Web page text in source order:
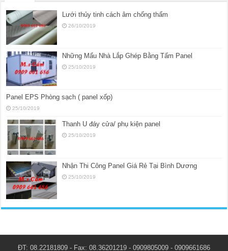
Lưới thủy tinh cách âm chống thấm
26/10/2019
Những Mẩu Nhà Lắp Ghép Bằng Tấm Panel
25/10/2019
Panel EPS Phòng sạch ( panel xốp)
25/10/2019
Thanh U đáy cửa/ phụ kiện panel
25/10/2019
Nhận Thi Công Panel Giá Rẻ Tại Bình Dương
25/10/2019
ĐT: 08.22181809 - Fax: 08.36201219 - 0909805009 - 0909661686